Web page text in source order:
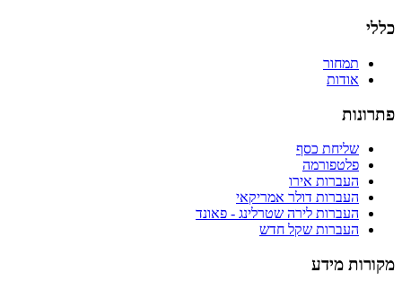
כללי
תמחור
אודות
פתרונות
שליחת כסף
פלטפורמה
העברות אירו
העברות דולר אמריקאי
העברות לירה שטרלינג - פאונד
העברות שקל חדש
מקורות מידע